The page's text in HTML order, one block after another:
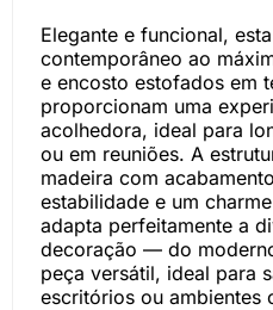
Elegante e funcional,
contemporâneo ao
e encosto estofados em
proporcionam uma
acolhedora, ideal para
ou em reuniões. A
madeira com
estabilidade e um
adapta perfeitamente a
decoração — do
peça versátil, ideal para
escritórios ou ambientes